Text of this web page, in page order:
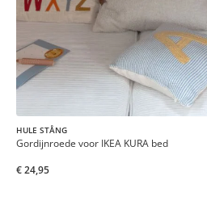
HULE STÅNG
Gordijnroede voor IKEA KURA bed
€ 24,95